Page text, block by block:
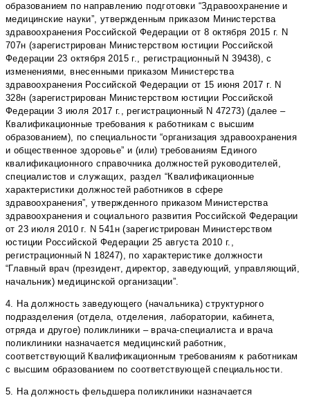
образованием по направлению подготовки “Здравоохранение и
медицинские науки”, утвержденным приказом Министерства
здравоохранения Российской Федерации от 8 октября 2015 г. N
707н (зарегистрирован Министерством юстиции Российской
Федерации 23 октября 2015 г., регистрационный N 39438), с
изменениями, внесенными приказом Министерства
здравоохранения Российской Федерации от 15 июня 2017 г. N
328н (зарегистрирован Министерством юстиции Российской
Федерации 3 июля 2017 г., регистрационный N 47273) (далее –
Квалификационные требования к работникам с высшим
образованием), по специальности “организация здравоохранения
и общественное здоровье” и (или) требованиям Единого
квалификационного справочника должностей руководителей,
специалистов и служащих, раздел “Квалификационные
характеристики должностей работников в сфере
здравоохранения”, утвержденного приказом Министерства
здравоохранения и социального развития Российской Федерации
от 23 июля 2010 г. N 541н (зарегистрирован Министерством
юстиции Российской Федерации 25 августа 2010 г.,
регистрационный N 18247), по характеристике должности
“Главный врач (президент, директор, заведующий, управляющий,
начальник) медицинской организации”.
4. На должность заведующего (начальника) структурного
подразделения (отдела, отделения, лаборатории, кабинета,
отряда и другое) поликлиники – врача-специалиста и врача
поликлиники назначается медицинский работник,
соответствующий Квалификационным требованиям к работникам
с высшим образованием по соответствующей специальности.
5. На должность фельдшера поликлиники назначается